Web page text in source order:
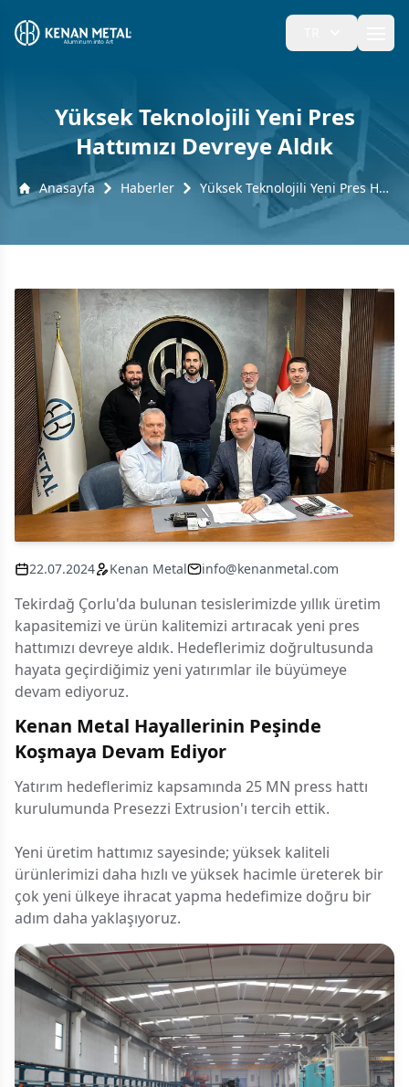
Yüksek Teknolojili Yeni Pres
Hattımızı Devreye Aldık
Anasayfa Haberler Yüksek Teknolojili Yeni Pres Hattımızı Devreye Aldık
22.07.2024 Kenan Metal info@kenanmetal.com
Tekirdağ Çorlu'da bulunan tesislerimizde yıllık üretim
kapasitemizi ve ürün kalitemizi artıracak yeni pres
hattımızı devreye aldık. Hedeflerimiz doğrultusunda
hayata geçirdiğimiz yeni yatırımlar ile büyümeye
devam ediyoruz.
Kenan Metal Hayallerinin Peşinde
Koşmaya Devam Ediyor
Yatırım hedeflerimiz kapsamında 25 MN press hattı
kurulumunda Presezzi Extrusion'ı tercih ettik.
Yeni üretim hattımız sayesinde; yüksek kaliteli
ürünlerimizi daha hızlı ve yüksek hacimle üreterek bir
çok yeni ülkeye ihracat yapma hedefimize doğru bir
adım daha yaklaşıyoruz.